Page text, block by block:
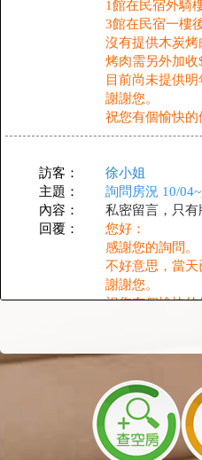
1館在民宿外騎
3館在民宿一樓
沒有提供木炭烤
烤肉需另外加收
目前尚未提供明
謝謝您。
祝您有個愉快的
訪客：
徐小姐
主題：
詢問房況 10/
內容：
私密留言，只有
回覆：
您好：
感謝您的詢問。
不好意思，當天
謝謝您。
祝您有個愉快的
訪客：
閻欣琳
詢問訂房資訊
私密留言，只有
您好，感謝您
成功通知信件
關住宿細節，謝